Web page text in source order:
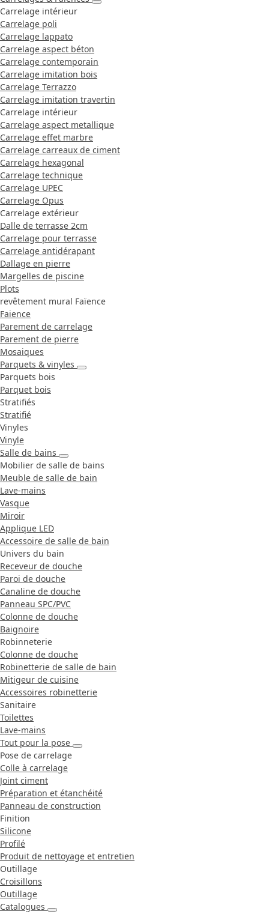
Carrelage intérieur
Carrelage poli
Carrelage lappato
Carrelage aspect béton
Carrelage contemporain
Carrelage imitation bois
Carrelage Terrazzo
Carrelage imitation travertin
Carrelage intérieur
Carrelage aspect metallique
Carrelage effet marbre
Carrelage carreaux de ciment
Carrelage hexagonal
Carrelage technique
Carrelage UPEC
Carrelage Opus
Carrelage extérieur
Dalle de terrasse 2cm
Carrelage pour terrasse
Carrelage antidérapant
Dallage en pierre
Margelles de piscine
Plots
revêtement mural Faïence
Faience
Parement de carrelage
Parement de pierre
Mosaiques
Parquets & vinyles
Parquets bois
Parquet bois
Stratifiés
Stratifié
Vinyles
Vinyle
Salle de bains
Mobilier de salle de bains
Meuble de salle de bain
Lave-mains
Vasque
Miroir
Applique LED
Accessoire de salle de bain
Univers du bain
Receveur de douche
Paroi de douche
Canaline de douche
Panneau SPC/PVC
Colonne de douche
Baignoire
Robinneterie
Colonne de douche
Robinetterie de salle de bain
Mitigeur de cuisine
Accessoires robinetterie
Sanitaire
Toilettes
Lave-mains
Tout pour la pose
Pose de carrelage
Colle à carrelage
Joint ciment
Préparation et étanchéité
Panneau de construction
Finition
Silicone
Profilé
Produit de nettoyage et entretien
Outillage
Croisillons
Outillage
Catalogues